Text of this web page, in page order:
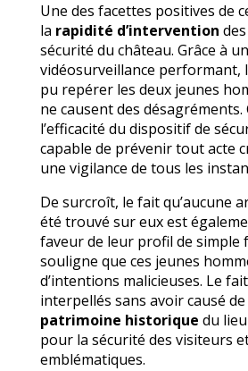
Une des facettes positives de
la rapidité d’intervention
sécurité du château. Grâce à
vidéosurveillance performant,
pu repérer les deux jeunes
ne causent des désagréments.
l’efficacité du dispositif de
capable de prévenir tout acte
une vigilance de tous les
De surcroît, le fait qu’aucune
été trouvé sur eux est
faveur de leur profil de simple
souligne que ces jeunes
d’intentions malicieuses. Le
interpellés sans avoir causé
patrimoine historique du
pour la sécurité des visiteurs
emblématiques.